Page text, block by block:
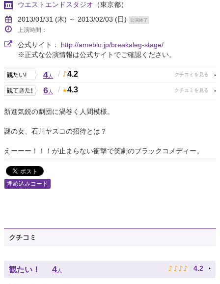
ウエストエンドスタジオ （東京都）
2013/01/31 (木) ～ 2013/02/03 (日)
公演終了
上演時間：
公式サイト： http://ameblo.jp/breakaleg-stage/
※正式な公演情報は公式サイトでご確認ください。
4人 / 4.2
6人 / 4.3
新進気鋭の劇団に渦巻く人間模様。
謎の女、石川ヤスコの招待とは？
えーーー！！！が止まらない衝撃で笑劇のブラックコメディー。
埋め込みコード
クチコミ
観たい！ 4人 ♪ ♪ ♪ ♪ ♪ 4.2